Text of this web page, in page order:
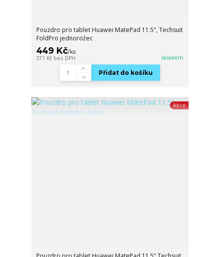
Pouzdro pro tablet Huawei MatePad 11.5", Techsuit
FoldPro jednorožec
449 Kč/ks
371 Kč bez DPH skladem
Přidat do košíku
Akce